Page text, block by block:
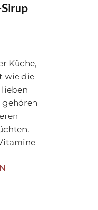
Küche,
wie die
lieben
gehören